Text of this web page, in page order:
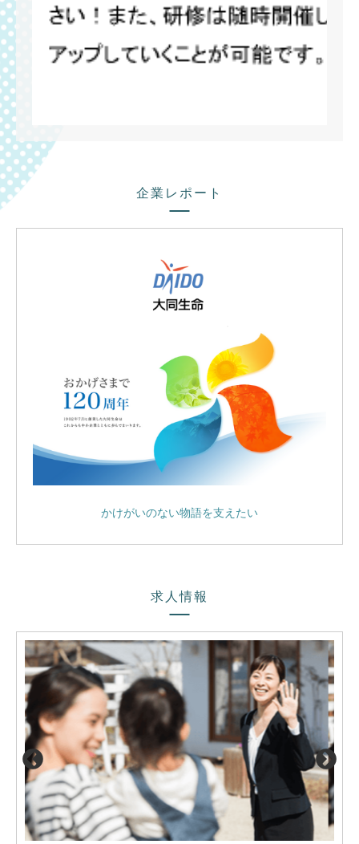
企業レポート
かけがいのない物語を支えたい
求人情報